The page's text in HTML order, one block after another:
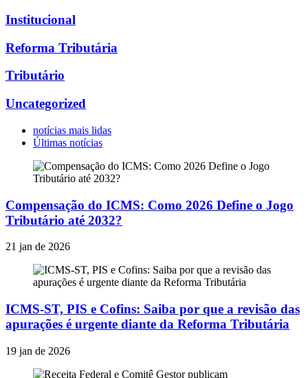
Institucional
Reforma Tributária
Tributário
Uncategorized
notícias mais lidas
Últimas notícias
Compensação do ICMS: Como 2026 Define o Jogo
Tributário até 2032?
21 jan de 2026
ICMS-ST, PIS e Cofins: Saiba por que a revisão das
apurações é urgente diante da Reforma Tributária
19 jan de 2026